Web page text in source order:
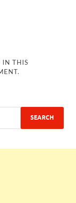
IN THIS